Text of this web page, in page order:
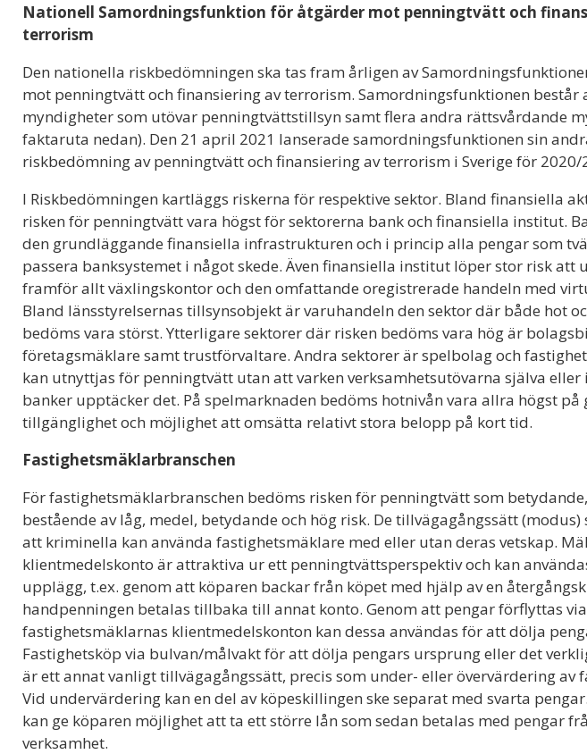
Nationell Samordningsfunktion för åtgärder mot penningtvätt och
terrorism
Den nationella riskbedömningen ska tas fram årligen av
mot penningtvätt och finansiering av terrorism. Samordningsfunktionen består
myndigheter som utövar penningtvättstillsyn samt flera andra rättsvårdande
faktaruta nedan). Den 21 april 2021 lanserade samordningsfunktionen sin
riskbedömning av penningtvätt och finansiering av terrorism i Sverige för 2020/
I Riskbedömningen kartläggs riskerna för respektive sektor. Bland finansiella
risken för penningtvätt vara högst för sektorerna bank och finansiella institut.
den grundläggande finansiella infrastrukturen och i princip alla pengar som
passera banksystemet i något skede. Även finansiella institut löper stor risk att
framför allt växlingskontor och den omfattande oregistrerade handeln med
Bland länsstyrelsernas tillsynsobjekt är varuhandeln den sektor där både hot
bedöms vara störst. Ytterligare sektorer där risken bedöms vara hög är
företagsmäklare samt trustförvaltare. Andra sektorer är spelbolag och
kan utnyttjas för penningtvätt utan att varken verksamhetsutövarna själva eller
banker upptäcker det. På spelmarknaden bedöms hotnivån vara allra högst på
tillgänglighet och möjlighet att omsätta relativt stora belopp på kort tid.
Fastighetsmäklarbranschen
För fastighetsmäklarbranschen bedöms risken för penningtvätt som
bestående av låg, medel, betydande och hög risk. De tillvägagångssätt (modus)
att kriminella kan använda fastighetsmäklare med eller utan deras vetskap.
klientmedelskonto är attraktiva ur ett penningtvättsperspektiv och kan
upplägg, t.ex. genom att köparen backar från köpet med hjälp av en
handpenningen betalas tillbaka till annat konto. Genom att pengar förflyttas via
fastighetsmäklarnas klientmedelskonton kan dessa användas för att dölja
Fastighetsköp via bulvan/målvakt för att dölja pengars ursprung eller det
är ett annat vanligt tillvägagångssätt, precis som under- eller övervärdering av
Vid undervärdering kan en del av köpeskillingen ske separat med svarta
kan ge köparen möjlighet att ta ett större lån som sedan betalas med pengar
verksamhet.